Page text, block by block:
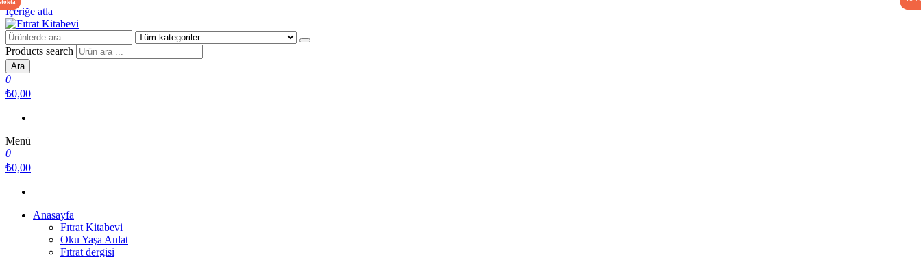
İçeriğe atla
Fıtrat Kitabevi
Oku Yaşa Anlat
Products search
Ara
0
₺0,00
Menü
0
₺0,00
Anasayfa
Fıtrat Kitabevi
Oku Yaşa Anlat
Fıtrat dergisi